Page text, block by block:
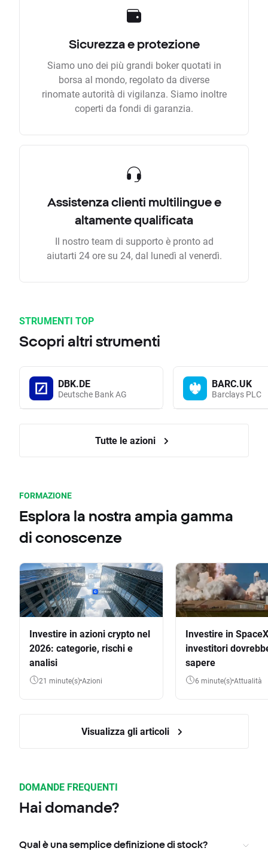
Sicurezza e protezione
Siamo uno dei più grandi boker quotati in
borsa al mondo, regolato da diverse
rinomate autorità di vigilanza. Siamo inoltre
coperti da fondi di garanzia.
Assistenza clienti multilingue e
altamente qualificata
Il nostro team di supporto è pronto ad
aiutarti 24 ore su 24, dal lunedì al venerdì.
STRUMENTI TOP
Scopri altri strumenti
DBK.DE
Deutsche Bank AG
BARC.UK
Barclays PLC
Tutte le azioni
FORMAZIONE
Esplora la nostra ampia gamma
di conoscenze
Investire in azioni crypto nel
2026: categorie, rischi e
analisi
21 minute(s) Azioni
Investire in
investitori
sapere
6 minute(s) Attualità
Visualizza gli articoli
DOMANDE FREQUENTI
Hai domande?
Qual è una semplice definizione di stock?